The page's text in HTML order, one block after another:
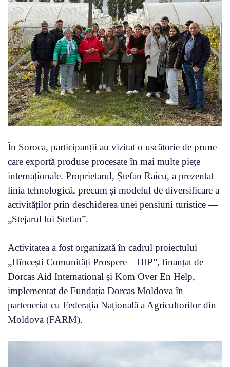
În Soroca, participanții au vizitat o uscătorie de prune
care exportă produse procesate în mai multe piețe
internaționale. Proprietarul, Ștefan Raicu, a prezentat
linia tehnologică, precum și modelul de diversificare a
activităților prin deschiderea unei pensiuni turistice —
„Stejarul lui Ștefan”.
Activitatea a fost organizată în cadrul proiectului
„Hîncești Comunități Prospere – HIP”, finanțat de
Dorcas Aid International și Kom Over En Help,
implementat de Fundația Dorcas Moldova în
parteneriat cu Federația Națională a Agricultorilor din
Moldova (FARM).